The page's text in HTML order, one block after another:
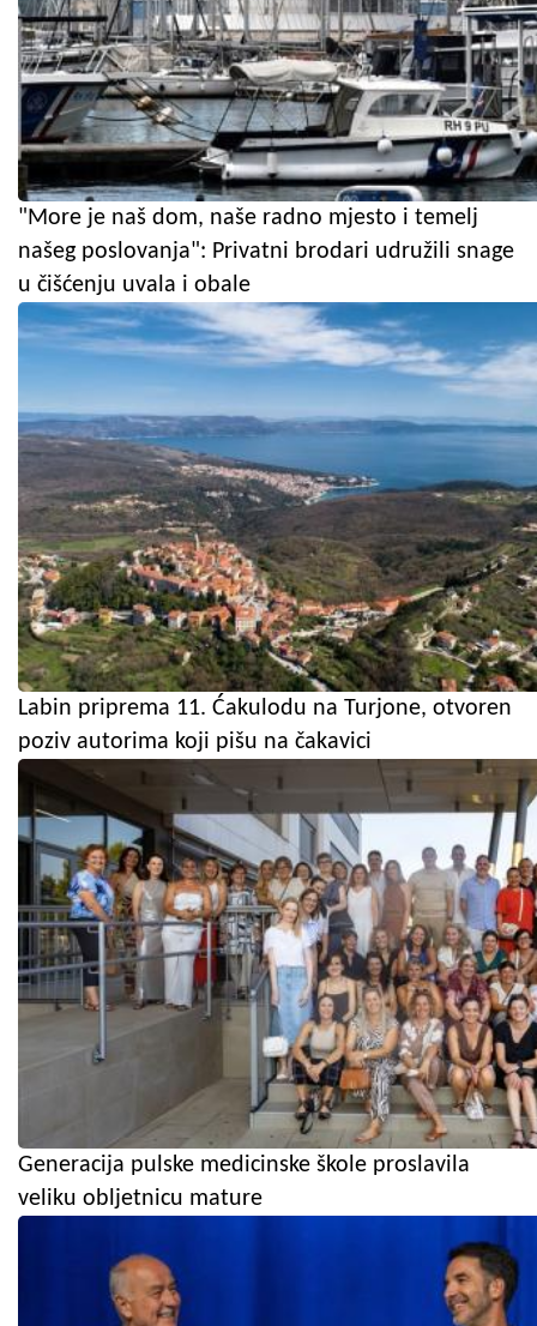
"More je naš dom, naše radno mjesto i temelj
našeg poslovanja": Privatni brodari udružili snage
u čišćenju uvala i obale
Labin priprema 11. Ćakulodu na Turjone, otvoren
poziv autorima koji pišu na čakavici
Generacija pulske medicinske škole proslavila
veliku obljetnicu mature